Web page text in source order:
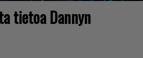
tietoa Dannyn